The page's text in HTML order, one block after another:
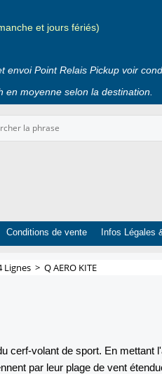
et jours fériés)
envoi Point Relais Pickup voir
moyenne selon la destination.
Conditions de vente Infos Légales
Lignes > Q AERO KITE
cerf-volant de sport. En mettant
par leur plage de vent